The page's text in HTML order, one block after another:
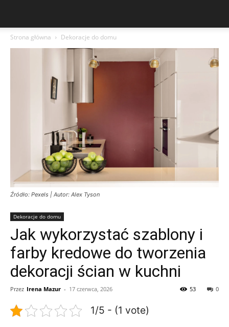
Strona główna Dekoracje do domu
Źródło: Pexels | Autor: Alex Tyson
Dekoracje do domu
Jak wykorzystać szablony i
farby kredowe do tworzenia
dekoracji ścian w kuchni
Przez Irena Mazur - 17 czerwca, 2026 0
53
1/5 - (1 vote)